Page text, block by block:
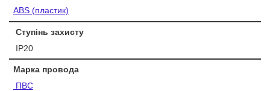
ABS (пластик)
Ступінь захисту
IP20
Марка провода
ПВС